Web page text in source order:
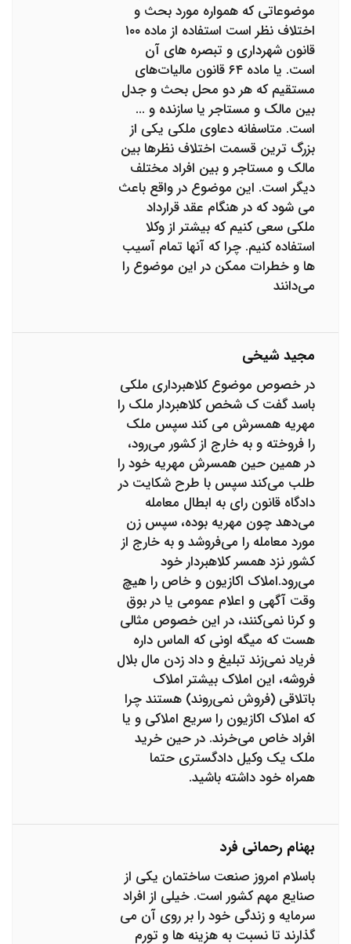
موضوعاتی که همواره مورد بحث و
اختلاف نظر است استفاده از ماده ۱۰۰
قانون شهرداری و تبصره های آن
است. یا ماده ۶۴ قانون مالیات‌های
مستقیم که هر دو محل بحث و جدل
بین مالک و مستاجر یا سازنده و ...
است. متاسفانه دعاوی ملکی یکی از
بزرگ ترین قسمت اختلاف نظرها بین
مالک و مستاجر و بین افراد مختلف
دیگر است. این موضوع در واقع باعث
می شود که در هنگام عقد قرارداد
ملکی سعی کنیم که بیشتر از وکلا
استفاده کنیم. چرا که آنها تمام آسیب‌
ها و خطرات ممکن در این موضوع را
می‌دانند
مجید شیخی
در خصوص موضوع کلاهبرداری ملکی
باسد گفت ک شخص کلاهبردار ملک را
مهریه همسرش می‌ کند سپس ملک
را فروخته و به خارج از کشور می‌رود،
در همین حین همسرش مهریه خود را
طلب می‌کند سپس با طرح شکایت در
دادگاه قانون رای به ابطال معامله
می‌دهد چون مهریه بوده، سپس زن
مورد معامله را می‌فروشد و به خارج از
کشور نزد همسر کلاهبردار خود
می‌رود.املاک اکازیون و خاص را هیچ
وقت آگهی و اعلام عمومی یا در بوق
و کرنا نمی‌کنند، در این خصوص مثالی
هست که میگه اونی که الماس داره
فریاد نمی‌زند تبلیغ و داد زدن مال بلال
فروشه، این املاک بیشتر املاک
باتلاقی (فروش نمی‌روند) هستند چرا
که املاک اکازیون را سریع املاکی و یا
افراد خاص می‌خرند. در حین خرید
ملک یک وکیل دادگستری حتما
همراه خود داشته باشید.
بهنام رحمانی فرد
باسلام امروز صنعت ساختمان یکی از
صنایع مهم کشور است. خیلی از افراد
سرمایه و زندگی خود را بر روی آن می
گذارند تا نسبت به هزینه ها و تورم